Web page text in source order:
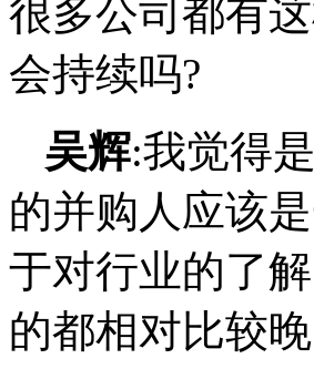
吴辉:我觉得
的并购人应该
于对行业的了
的都相对比较
比较优质的项
缺少一个好的